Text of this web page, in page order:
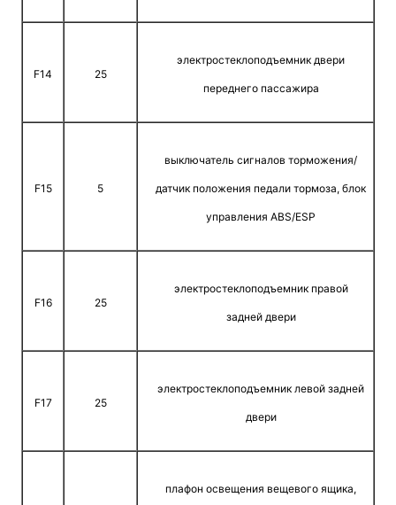
F14 25
электростеклоподъемник двери
переднего пассажира
F15 5
выключатель сигналов торможения/
датчик положения педали тормоза, блок
управления ABS/ESP
F16 25
электростеклоподъемник правой
задней двери
F17 25
электростеклоподъемник левой задней
двери
плафон освещения вещевого ящика,